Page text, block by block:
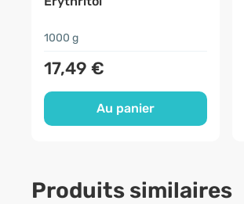
1000 g
17,49 €
Au panier
Produits similaires